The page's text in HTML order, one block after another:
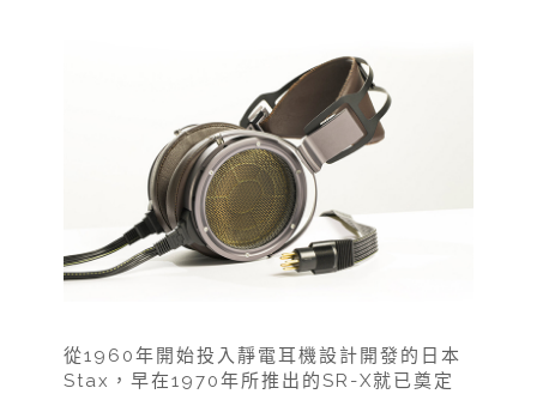
從1960年開始投入靜電耳機設計開發的日本
Stax，早在1970年所推出的SR-X就已奠定